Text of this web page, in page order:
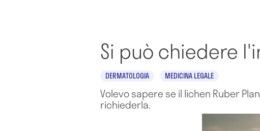
Si può chiedere
DERMATOLOGIA MEDICINA LEGALE
Volevo sapere se il lichen Ruber
richiederla.